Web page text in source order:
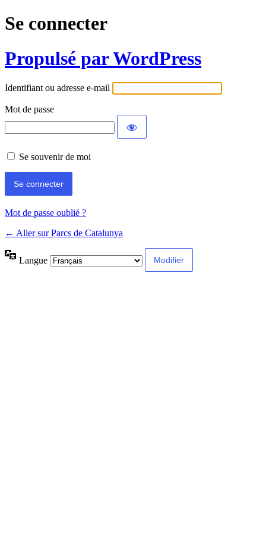
Se connecter
Propulsé par WordPress
Identifiant ou adresse e-mail
Mot de passe
Se souvenir de moi
Mot de passe oublié ?
← Aller sur Parcs de Catalunya
Langue